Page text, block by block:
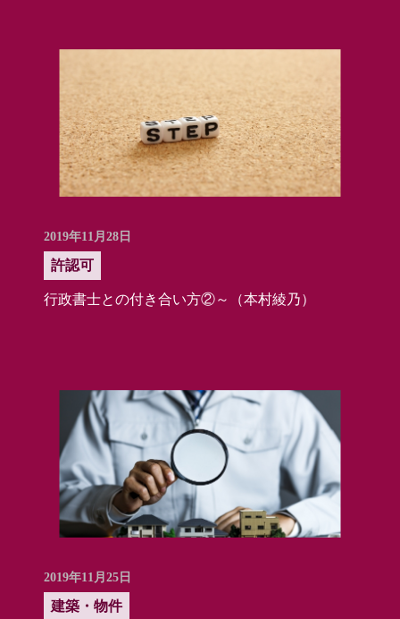
2019年11月28日
許認可
行政書士との付き合い方②～（本村綾乃）
2019年11月25日
建築・物件